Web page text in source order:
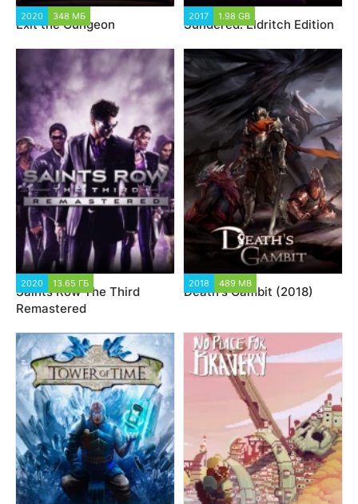
2020 348 МБ
Exit the Gungeon
2017 1.98 GB
Sundered: Eldritch Edition
2020 13.65 ГБ
Saints Row The Third
Remastered
2018 489 MB
Death's Gambit (2018)